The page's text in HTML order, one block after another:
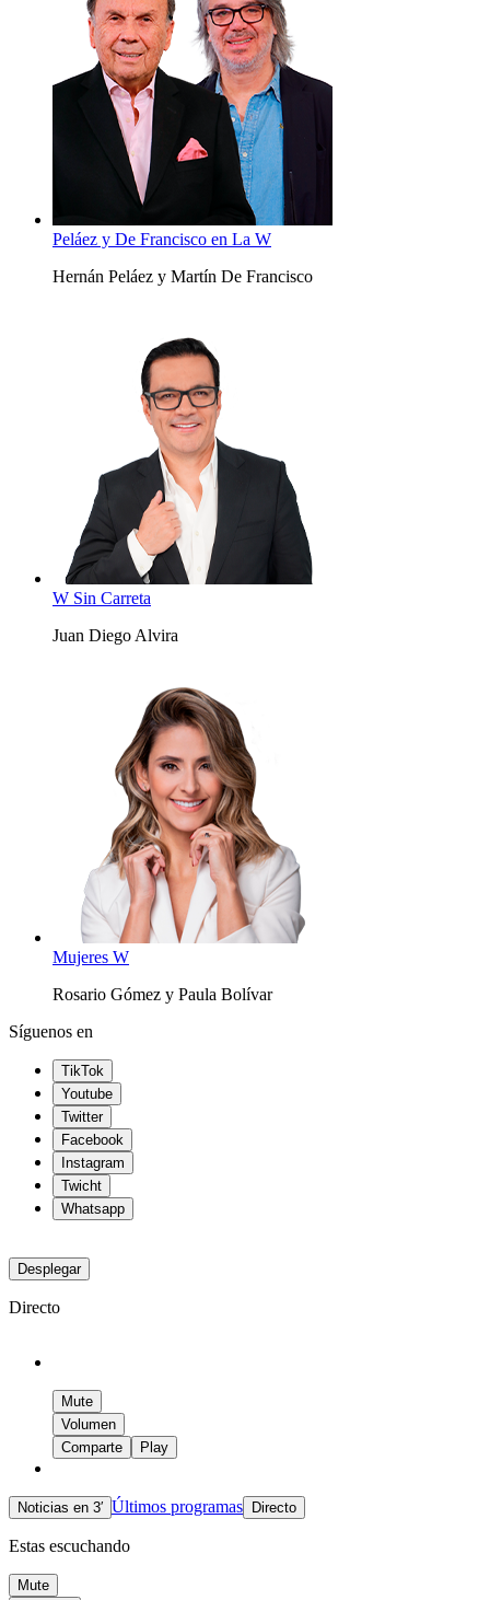
Peláez y De Francisco en La W
Hernán Peláez y Martín De Francisco
W Sin Carreta
Juan Diego Alvira
Mujeres W
Rosario Gómez y Paula Bolívar
Síguenos en
TikTok
Youtube
Twitter
Facebook
Instagram
Twicht
Whatsapp
Desplegar
Directo
Mute
Volumen
Comparte
Play
Noticias en 3′ Últimos programas Directo
Estas escuchando
Mute